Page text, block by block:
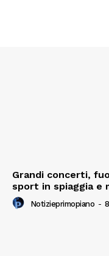
Grandi concerti,
sport in spiaggia e
Notizieprimopiano -